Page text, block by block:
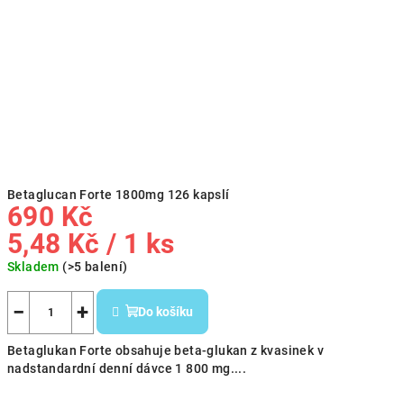
Betaglucan Forte 1800mg 126 kapslí
690 Kč
Měrná
cena:
5,48 Kč / 1 ks
Skladem (>5 balení)
+
− Do košíku
Betaglukan Forte obsahuje beta-glukan z kvasinek v
nadstandardní denní dávce 1 800 mg....